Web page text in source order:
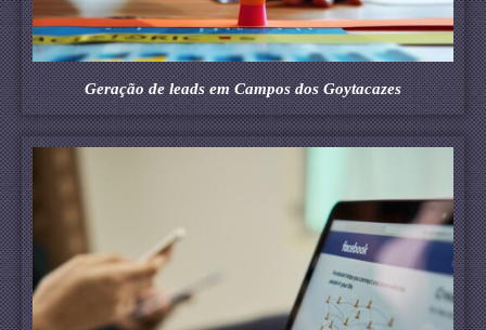
Geração de leads em Campos dos Goytacazes